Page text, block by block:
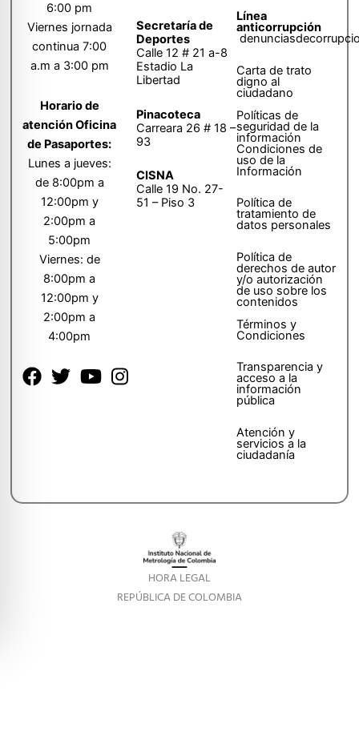
6:00 pm
Viernes jornada
continua 7:00
a.m a 3:00 pm
Horario de
atención Oficina
de Pasaportes:
Lunes a jueves:
de 8:00pm a
12:00pm y
2:00pm a
5:00pm
Viernes: de
8:00pm a
12:00pm y
2:00pm a
4:00pm
Secretaría de
Deportes
Calle 12 # 21 a-8
Estadio La
Libertad
Pinacoteca
Carreara 26 # 18 –
93
CISNA
Calle 19 No. 27-
51 – Piso 3
Línea
anticorrupción
Carta de trato
digno al
ciudadano
Políticas de
seguridad de la
información
Condiciones de
uso de la
Información
Política de
tratamiento de
datos personales
Política de
derechos de autor
y/o autorización
de uso sobre los
contenidos
Términos y
Condiciones
Transparencia y
acceso a la
información
pública
Atención y
servicios a la
ciudadanía
HORA LEGAL
REPÚBLICA DE COLOMBIA